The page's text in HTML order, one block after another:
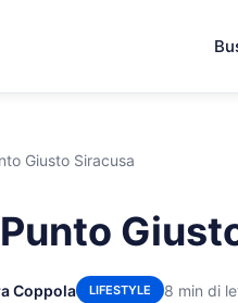
Giusto Siracusa
Coppola LIFESTYLE 8 min di